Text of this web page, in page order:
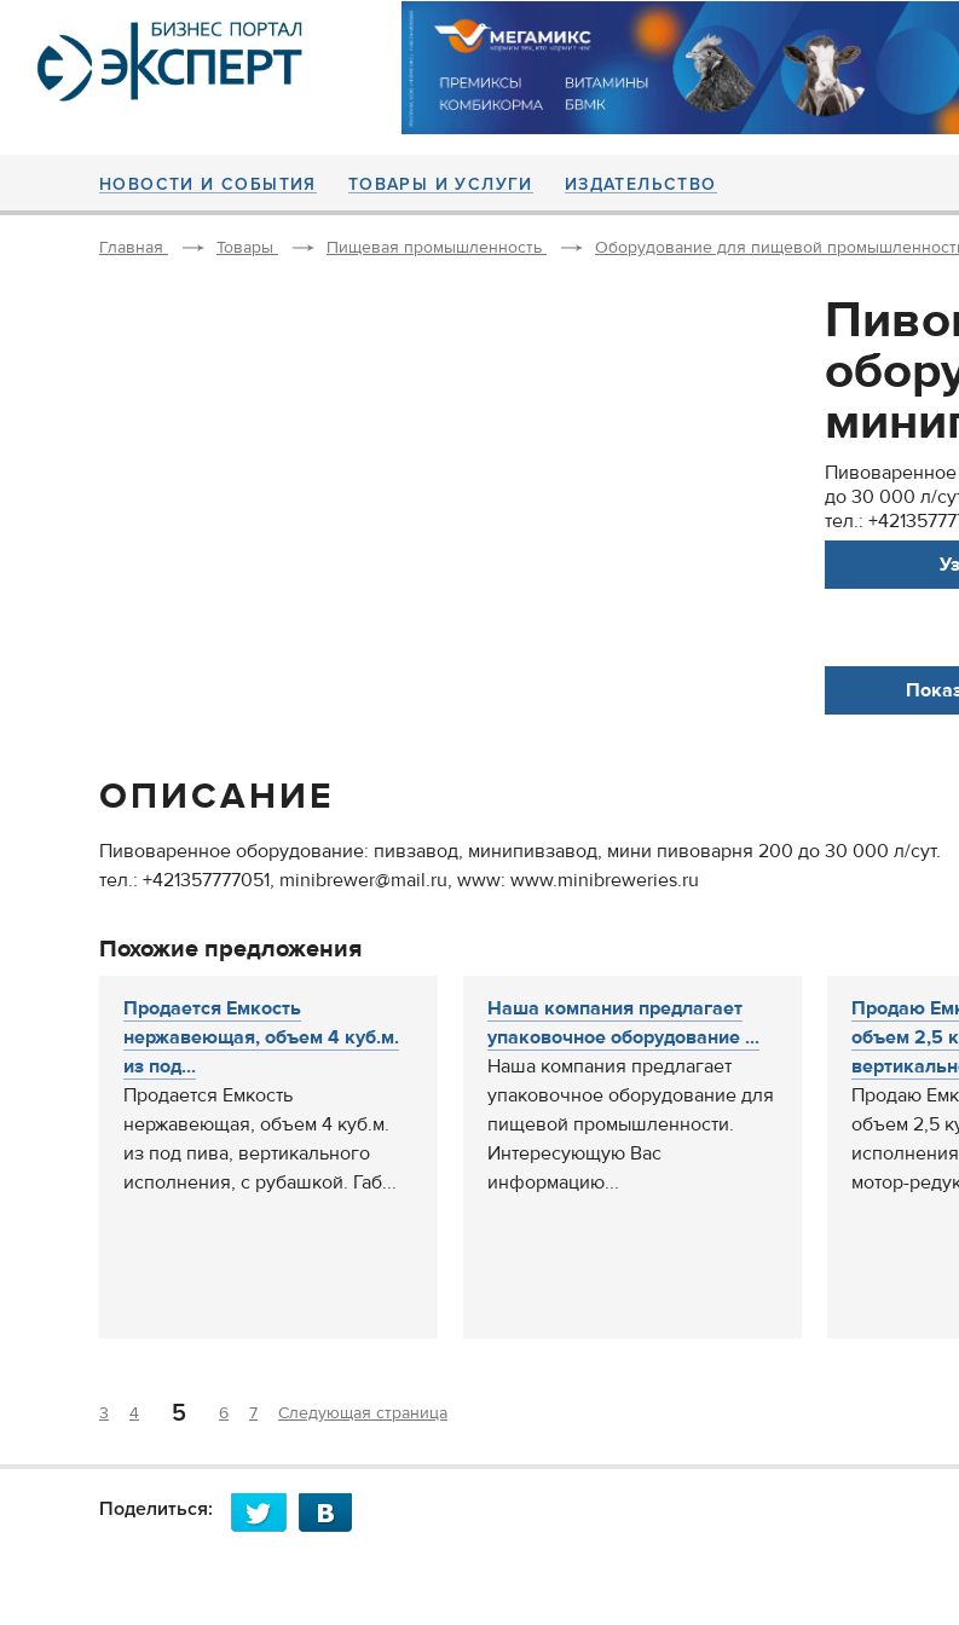
НОВОСТИ И СОБЫТИЯ ТОВАРЫ И УСЛУГИ ИЗДАТЕЛЬСТВО
Главная Товары Пищевая промышленность Оборудование для пищевой
до 30 000 л/
тел.:
ОПИСАНИЕ
Пивоваренное оборудование: пивзавод, минипивзавод, мини пивоварня 200 до 30 000 л/сут.
тел.: +421357777051, minibrewer@mail.ru, www: www.minibreweries.ru
Похожие предложения
Продается Емкость
нержавеющая, объем 4 куб.м.
из под...
Продается Емкость
нержавеющая, объем 4 куб.м.
из под пива, вертикального
исполнения, с рубашкой. Габ...
Наша компания предлагает
упаковочное оборудование ...
Наша компания предлагает
упаковочное оборудование для
пищевой промышленности.
Интересующую Вас
информацию...
Продаю
объем 2,5
Продаю
объем 2,5
мотор-
3 4 5 6 7 Следующая страница
Поделиться: